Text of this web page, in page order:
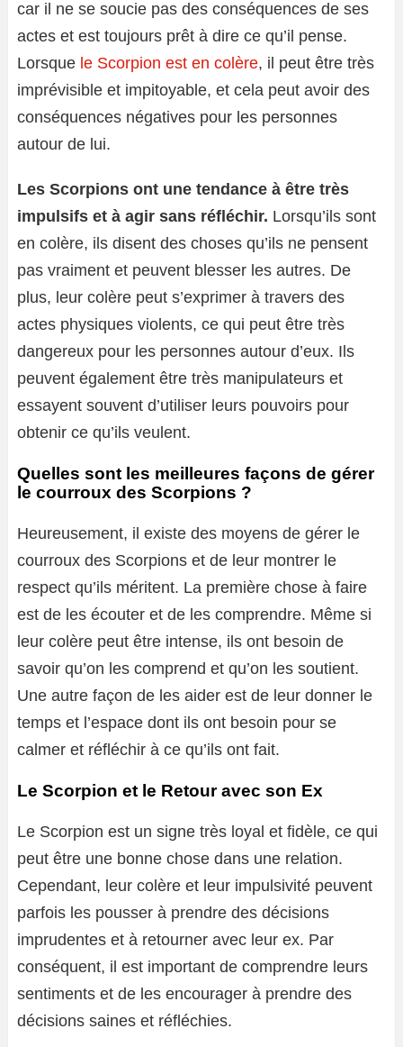
car il ne se soucie pas des conséquences de ses
actes et est toujours prêt à dire ce qu’il pense.
Lorsque le Scorpion est en colère, il peut être très
imprévisible et impitoyable, et cela peut avoir des
conséquences négatives pour les personnes
autour de lui.
Les Scorpions ont une tendance à être très
impulsifs et à agir sans réfléchir. Lorsqu’ils sont
en colère, ils disent des choses qu’ils ne pensent
pas vraiment et peuvent blesser les autres. De
plus, leur colère peut s’exprimer à travers des
actes physiques violents, ce qui peut être très
dangereux pour les personnes autour d’eux. Ils
peuvent également être très manipulateurs et
essayent souvent d’utiliser leurs pouvoirs pour
obtenir ce qu’ils veulent.
Quelles sont les meilleures façons de gérer
le courroux des Scorpions ?
Heureusement, il existe des moyens de gérer le
courroux des Scorpions et de leur montrer le
respect qu’ils méritent. La première chose à faire
est de les écouter et de les comprendre. Même si
leur colère peut être intense, ils ont besoin de
savoir qu’on les comprend et qu’on les soutient.
Une autre façon de les aider est de leur donner le
temps et l’espace dont ils ont besoin pour se
calmer et réfléchir à ce qu’ils ont fait.
Le Scorpion et le Retour avec son Ex
Le Scorpion est un signe très loyal et fidèle, ce qui
peut être une bonne chose dans une relation.
Cependant, leur colère et leur impulsivité peuvent
parfois les pousser à prendre des décisions
imprudentes et à retourner avec leur ex. Par
conséquent, il est important de comprendre leurs
sentiments et de les encourager à prendre des
décisions saines et réfléchies.